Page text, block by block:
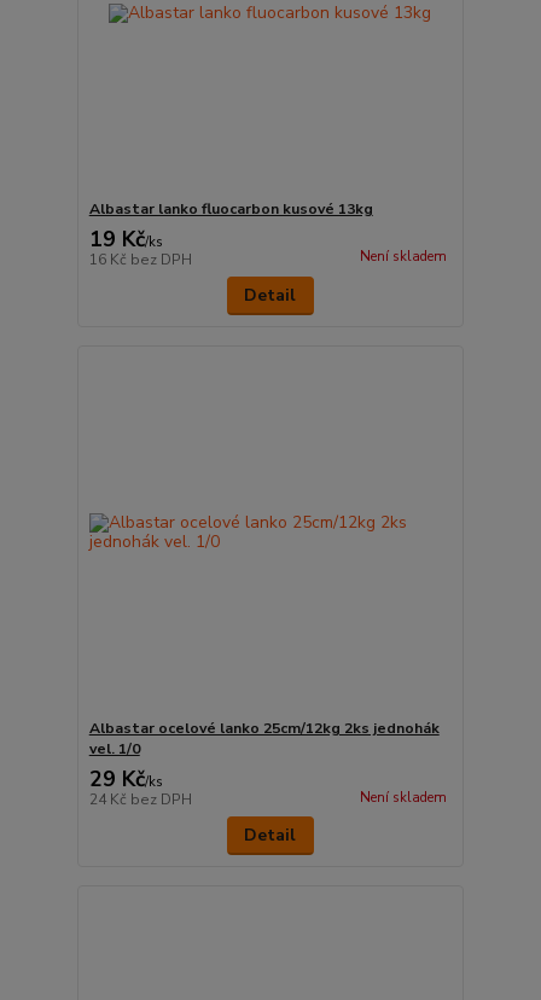
Albastar lanko fluocarbon kusové 13kg
19 Kč/ks
16 Kč bez DPH Není skladem
Detail
Albastar ocelové lanko 25cm/12kg 2ks jednohák
vel. 1/0
29 Kč/ks
24 Kč bez DPH Není skladem
Detail